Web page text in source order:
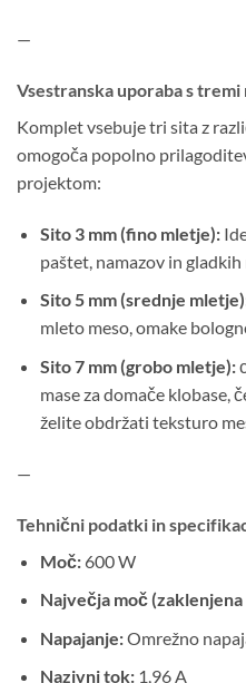
—
Vsestranska uporaba s
Komplet vsebuje tri sita z
omogoča popolno
projektom:
Sito 3 mm (fino mletje):
paštet, namazov in gladkih
Sito 5 mm (srednje
mleto meso, omake
Sito 7 mm (grobo mletje):
mase za domače klobase,
želite obdržati teksturo
—
Tehnični podatki in
Moč:600 W
Največja moč
Napajanje:Omrežno
Nazivni tok:1,96 A